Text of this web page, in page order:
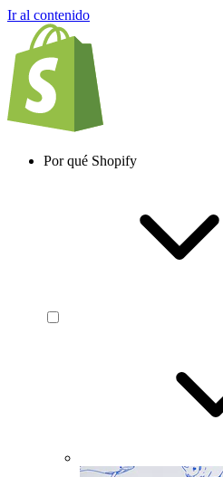
Ir al contenido
Por qué Shopify